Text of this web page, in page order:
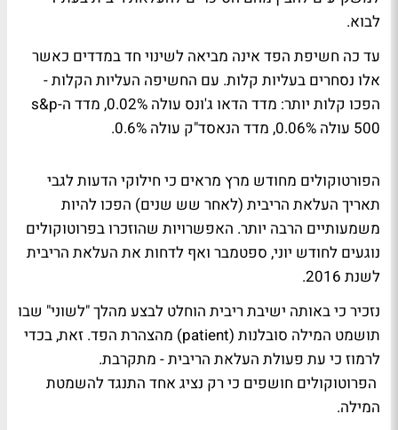
לבוא.
עד כה חשיפת הפד אינה מביאה לשינוי חד במדדים כאשר
אלו נסחרים בעליות קלות. עם החשיפה העליות הקלות -
הפכו קלות יותר: מדד הדאו ג'ונס עולה 0.02%, מדד ה-s&p
500 עולה 0.06%, מדד הנאסד"ק עולה 0.6%.
הפורטוקולים מחודש מרץ מראים כי חילוקי הדעות לגבי
תאריך העלאת הריבית (לאחר שש שנים) הפכו להיות
משמעותיים הרבה יותר. האפשרויות שהוזכרו בפרוטוקולים
נוגעים לחודש יוני, ספטמבר ואף לדחות את העלאת הריבית
לשנת 2016.
נזכיר כי באותה ישיבת ריבית הוחלט לבצע מהלך "לשוני" שבו
תושמט המילה סובלנות (patient) מהצהרת הפד. זאת, בכדי
לרמוז כי עת פעולת העלאת הריבית - מתקרבת.
הפרוטוקולים חושפים כי רק נציג אחד התנגד להשמטת
המילה.